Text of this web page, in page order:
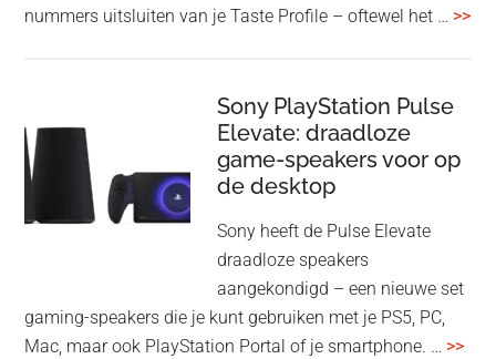
nieuwe
nummers uitsluiten van je Taste Profile – oftewel het … >>
Sony PlayStation Pulse
Elevate: draadloze
game-speakers voor op
de desktop
Sony heeft de Pulse Elevate
draadloze speakers
aangekondigd – een nieuwe set
gaming-speakers die je kunt gebruiken met je PS5, PC,
Mac, maar ook PlayStation Portal of je smartphone. … >>